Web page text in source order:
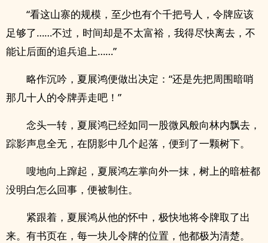
“看这山寨的规模，至少也有个千把号人，令牌应该
足够了……不过，时间却是不太富裕，我得尽快离去，不
能让后面的追兵追上……”
略作沉吟，夏展鸿便做出决定：“还是先把周围暗哨
那几十人的令牌弄走吧！”
念头一转，夏展鸿已经如同一股微风般向林内飘去，
踪影声息全无，在阴影中几个起落，便到了一颗树下。
嗖地向上蹿起，夏展鸿左掌向外一抹，树上的暗桩都
没明白怎么回事，便被制住。
紧跟着，夏展鸿从他的怀中，极快地将令牌取了出
来。有书页在，每一块儿令牌的位置，他都极为清楚。